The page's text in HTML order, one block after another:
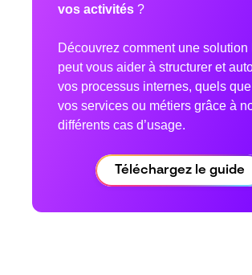
vos activités ?
Découvrez comment une solution
peut vous aider à structurer et
vos processus internes, quels
vos services ou métiers grâce à
différents cas d’usage.
Téléchargez le guide